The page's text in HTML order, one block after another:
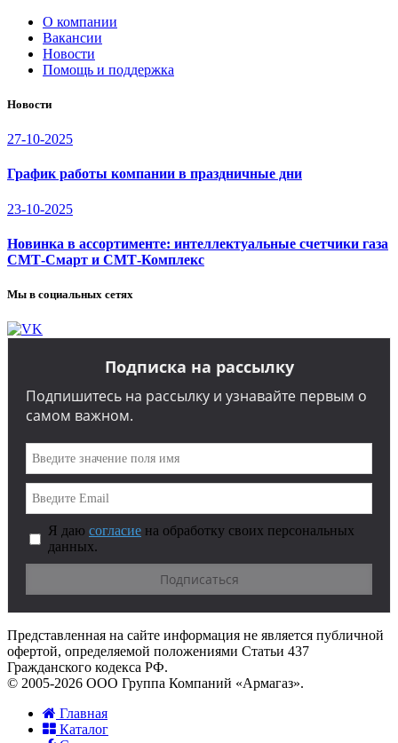
О компании
Вакансии
Новости
Помощь и поддержка
Новости
27-10-2025
График работы компании в праздничные дни
23-10-2025
Новинка в ассортименте: интеллектуальные счетчики газа
СМТ-Смарт и СМТ-Комплекс
Мы в социальных сетях
Подписка на рассылку
Подпишитесь на рассылку и узнавайте первым о
самом важном.
Я даю согласие на обработку своих персональных
данных.
Представленная на сайте информация не является публичной
офертой, определяемой положениями Статьи 437
Гражданского кодекса РФ.
© 2005-2026 ООО Группа Компаний «Армагаз».
Главная
Каталог